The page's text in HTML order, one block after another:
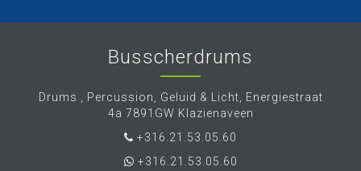
Busscherdrums
Drums , Percussion, Geluid & Licht, Energiestraat
4a 7891GW Klazienaveen
+316.21.53.05.60
+316.21.53.05.60